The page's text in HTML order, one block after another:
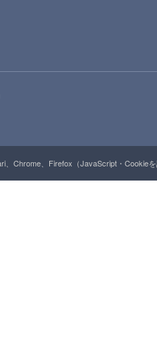
、Chrome、Firefox（JavaScript・Cookie